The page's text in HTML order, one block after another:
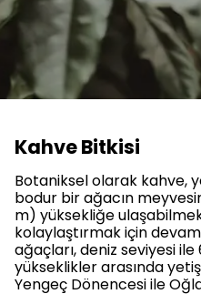
Kahve Bitkisi
Botaniksel olarak kahve,
bodur bir ağacın
m) yüksekliğe
kolaylaştırmak için
ağaçları, deniz seviyesi
yükseklikler arasında
Yengeç Dönencesi ile